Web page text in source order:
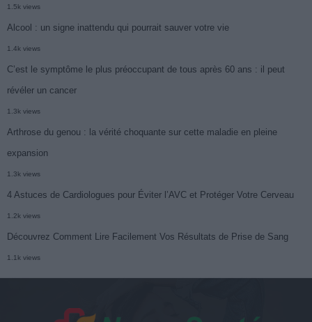
1.5k views
Alcool : un signe inattendu qui pourrait sauver votre vie
1.4k views
C’est le symptôme le plus préoccupant de tous après 60 ans : il peut
révéler un cancer
1.3k views
Arthrose du genou : la vérité choquante sur cette maladie en pleine
expansion
1.3k views
4 Astuces de Cardiologues pour Éviter l’AVC et Protéger Votre Cerveau
1.2k views
Découvrez Comment Lire Facilement Vos Résultats de Prise de Sang
1.1k views